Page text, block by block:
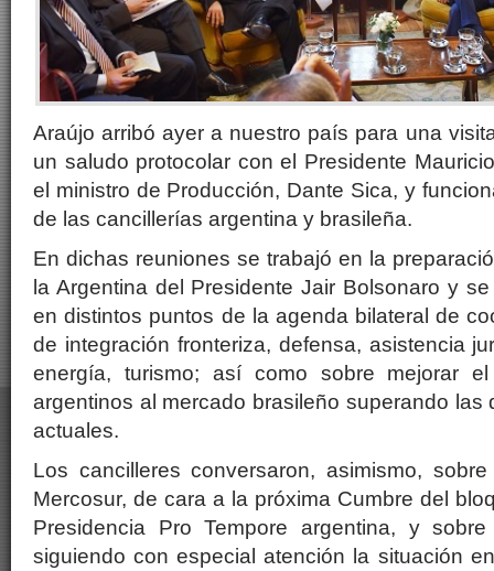
Araújo arribó ayer a nuestro país para una
un saludo protocolar con el Presidente
el ministro de Producción, Dante Sica, y
de las cancillerías argentina y brasileña.
En dichas reuniones se trabajó en la
la Argentina del Presidente Jair Bolsonaro y
en distintos puntos de la agenda bilateral de
de integración fronteriza, defensa, asistencia
energía, turismo; así como sobre mejorar
argentinos al mercado brasileño superando las
actuales.
Los cancilleres conversaron, asimismo,
Mercosur, de cara a la próxima Cumbre del
Presidencia Pro Tempore argentina, y
siguiendo con especial atención la situación